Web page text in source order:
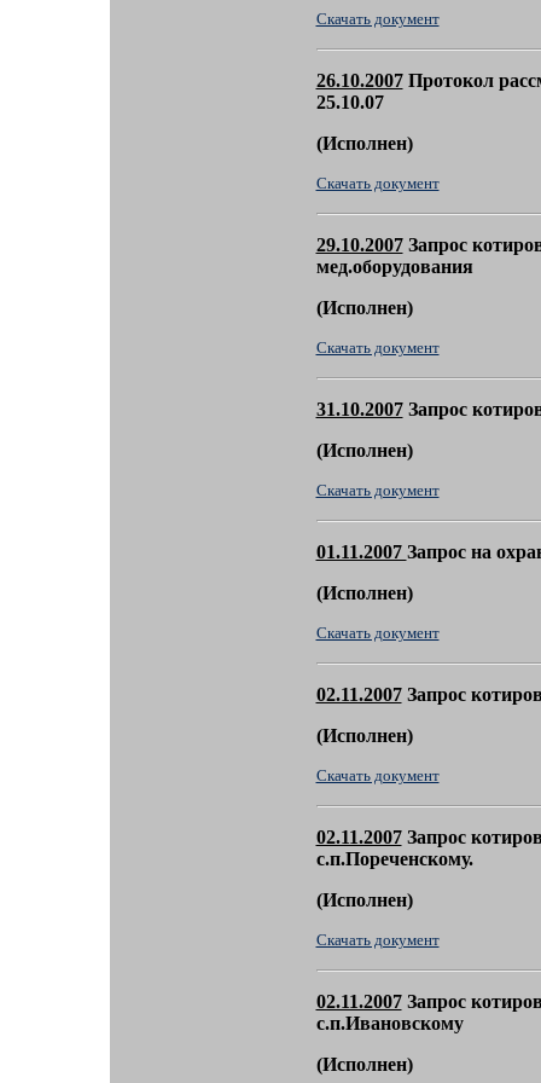
Скачать документ
26.10.2007Протокол
25.10.07
(Исполнен)
Скачать документ
29.10.2007Запрос
мед.оборудования
(Исполнен)
Скачать документ
31.10.2007 Запрос
(Исполнен)
Скачать документ
01.11.2007 Запрос на
(Исполнен)
Скачать документ
02.11.2007Запрос
(Исполнен)
Скачать документ
02.11.2007Запрос
с.п.Пореченскому.
(Исполнен)
Скачать документ
02.11.2007Запрос
с.п.Ивановскому
(Исполнен)